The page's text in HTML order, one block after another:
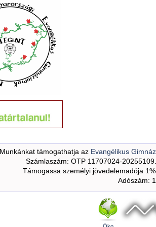
Munkánkat támogathatja az Evangélikus
Számlaszám: OTP 11707024-
Támogassa személyi jövedelemadója
Adószám: